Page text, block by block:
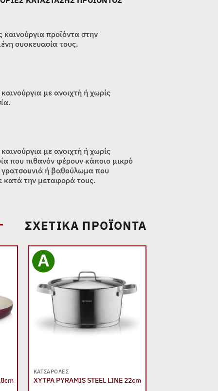
προϊόντα στην
συσκευασία τους.
με ανοιχτή ή χωρίς
με ανοιχτή ή χωρίς
που πιθανόν φέρουν κάποιο μικρό
ή βαθούλωμα που
κατά την μεταφορά τους.
ΣΧΕΤΙΚΆ ΠΡΟΪΌΝΤΑ
wishlist
ΚΑΤΣΑΡΌΛΕΣ
ΧΥΤΡΑ PYRAMIS STEEL LINE 22cm